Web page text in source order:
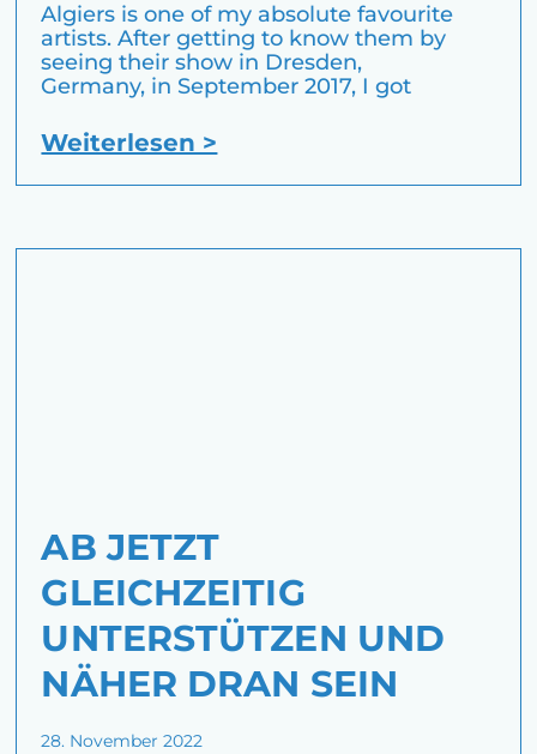
Algiers is one of my absolute favourite
artists. After getting to know them by
seeing their show in Dresden,
Germany, in September 2017, I got
Weiterlesen >
AB JETZT
GLEICHZEITIG
UNTERSTÜTZEN UND
NÄHER DRAN SEIN
28. November 2022